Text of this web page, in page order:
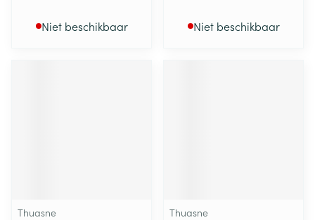
Niet beschikbaar Niet beschikbaar
Thuasne
Thuasne